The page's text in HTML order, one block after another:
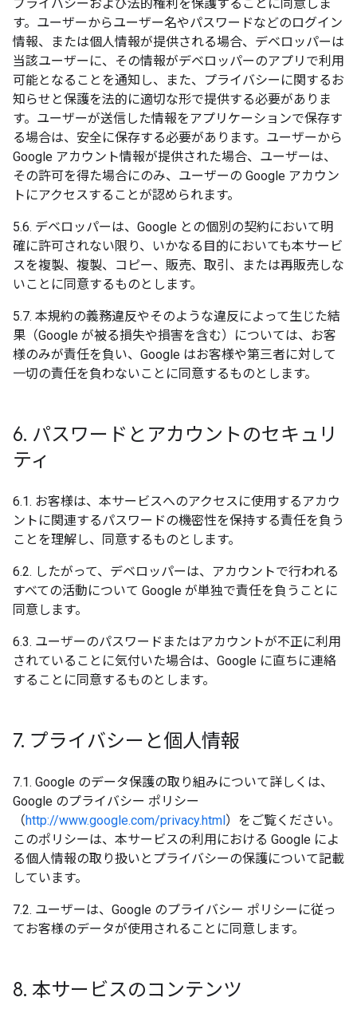
プライバシーおよび法的権利を保護することに同意しま
す。ユーザーからユーザー名やパスワードなどのログイン
情報、または個人情報が提供される場合、デベロッパーは
当該ユーザーに、その情報がデベロッパーのアプリで利用
可能となることを通知し、また、プライバシーに関するお
知らせと保護を法的に適切な形で提供する必要がありま
す。ユーザーが送信した情報をアプリケーションで保存す
る場合は、安全に保存する必要があります。ユーザーから
Google アカウント情報が提供された場合、ユーザーは、
その許可を得た場合にのみ、ユーザーの Google アカウン
トにアクセスすることが認められます。
5.6. デベロッパーは、Google との個別の契約において明
確に許可されない限り、いかなる目的においても本サービ
スを複製、複製、コピー、販売、取引、または再販売しな
いことに同意するものとします。
5.7. 本規約の義務違反やそのような違反によって生じた結
果（Google が被る損失や損害を含む）については、お客
様のみが責任を負い、Google はお客様や第三者に対して
一切の責任を負わないことに同意するものとします。
6. パスワードとアカウントのセキュリ
ティ
6.1. お客様は、本サービスへのアクセスに使用するアカウ
ントに関連するパスワードの機密性を保持する責任を負う
ことを理解し、同意するものとします。
6.2. したがって、デベロッパーは、アカウントで行われる
すべての活動について Google が単独で責任を負うことに
同意します。
6.3. ユーザーのパスワードまたはアカウントが不正に利用
されていることに気付いた場合は、Google に直ちに連絡
することに同意するものとします。
7. プライバシーと個人情報
7.1. Google のデータ保護の取り組みについて詳しくは、
Google のプライバシー ポリシー
（http://www.google.com/privacy.html）をご覧ください。
このポリシーは、本サービスの利用における Google によ
る個人情報の取り扱いとプライバシーの保護について記載
しています。
7.2. ユーザーは、Google のプライバシー ポリシーに従っ
てお客様のデータが使用されることに同意します。
8. 本サービスのコンテンツ